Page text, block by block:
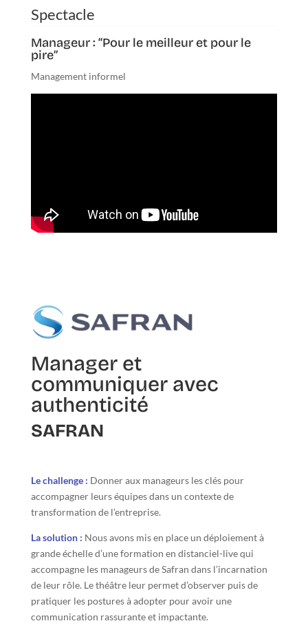
Manageur : “Pour le meilleur et pour le
pire”
Management informel
Manager et
communiquer avec
authenticité
SAFRAN
Le challenge : Donner aux manageurs les clés pour
accompagner leurs équipes dans un contexte de
transformation de l’entreprise.
La solution : Nous avons mis en place un déploiement à
grande échelle d’une formation en distanciel-live qui
accompagne les manageurs de Safran dans l’incarnation
de leur rôle. Le théâtre leur permet d’observer puis de
pratiquer les postures à adopter pour avoir une
communication rassurante et impactante.